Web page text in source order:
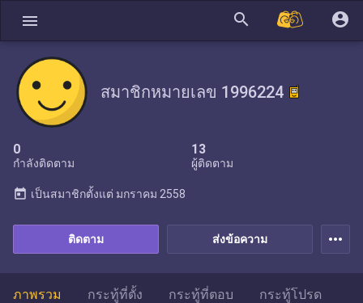
menu search account_circle
สมาชิกหมายเลข 1996224
0
กำลังติดตาม
13
ผู้ติดตาม
ส่งข้อความ
ติดตาม
today เป็นสมาชิกตั้งแต่ มกราคม 2558
more_horiz
ภาพรวม กระทู้ที่ตั้ง กระทู้ที่ตอบ กระทู้โปรด